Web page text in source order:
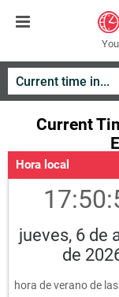
Current
Hora local
jueves, 6 de
de
hora de verano de